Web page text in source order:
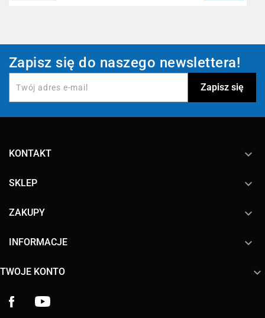
Zapisz się do naszego newslettera!
KONTAKT keyboard_arrow_down
SKLEP 
ZAKUPY 
INFORMACJE 
TWOJE KONTO 
Facebook